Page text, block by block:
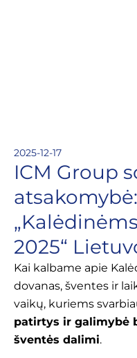
2025-12-17
ICM Group
2025“
Kai kalbame apie
dovanas, šventes ir
vaikų, kuriems
patirtys ir galimybė
šventės dalimi.